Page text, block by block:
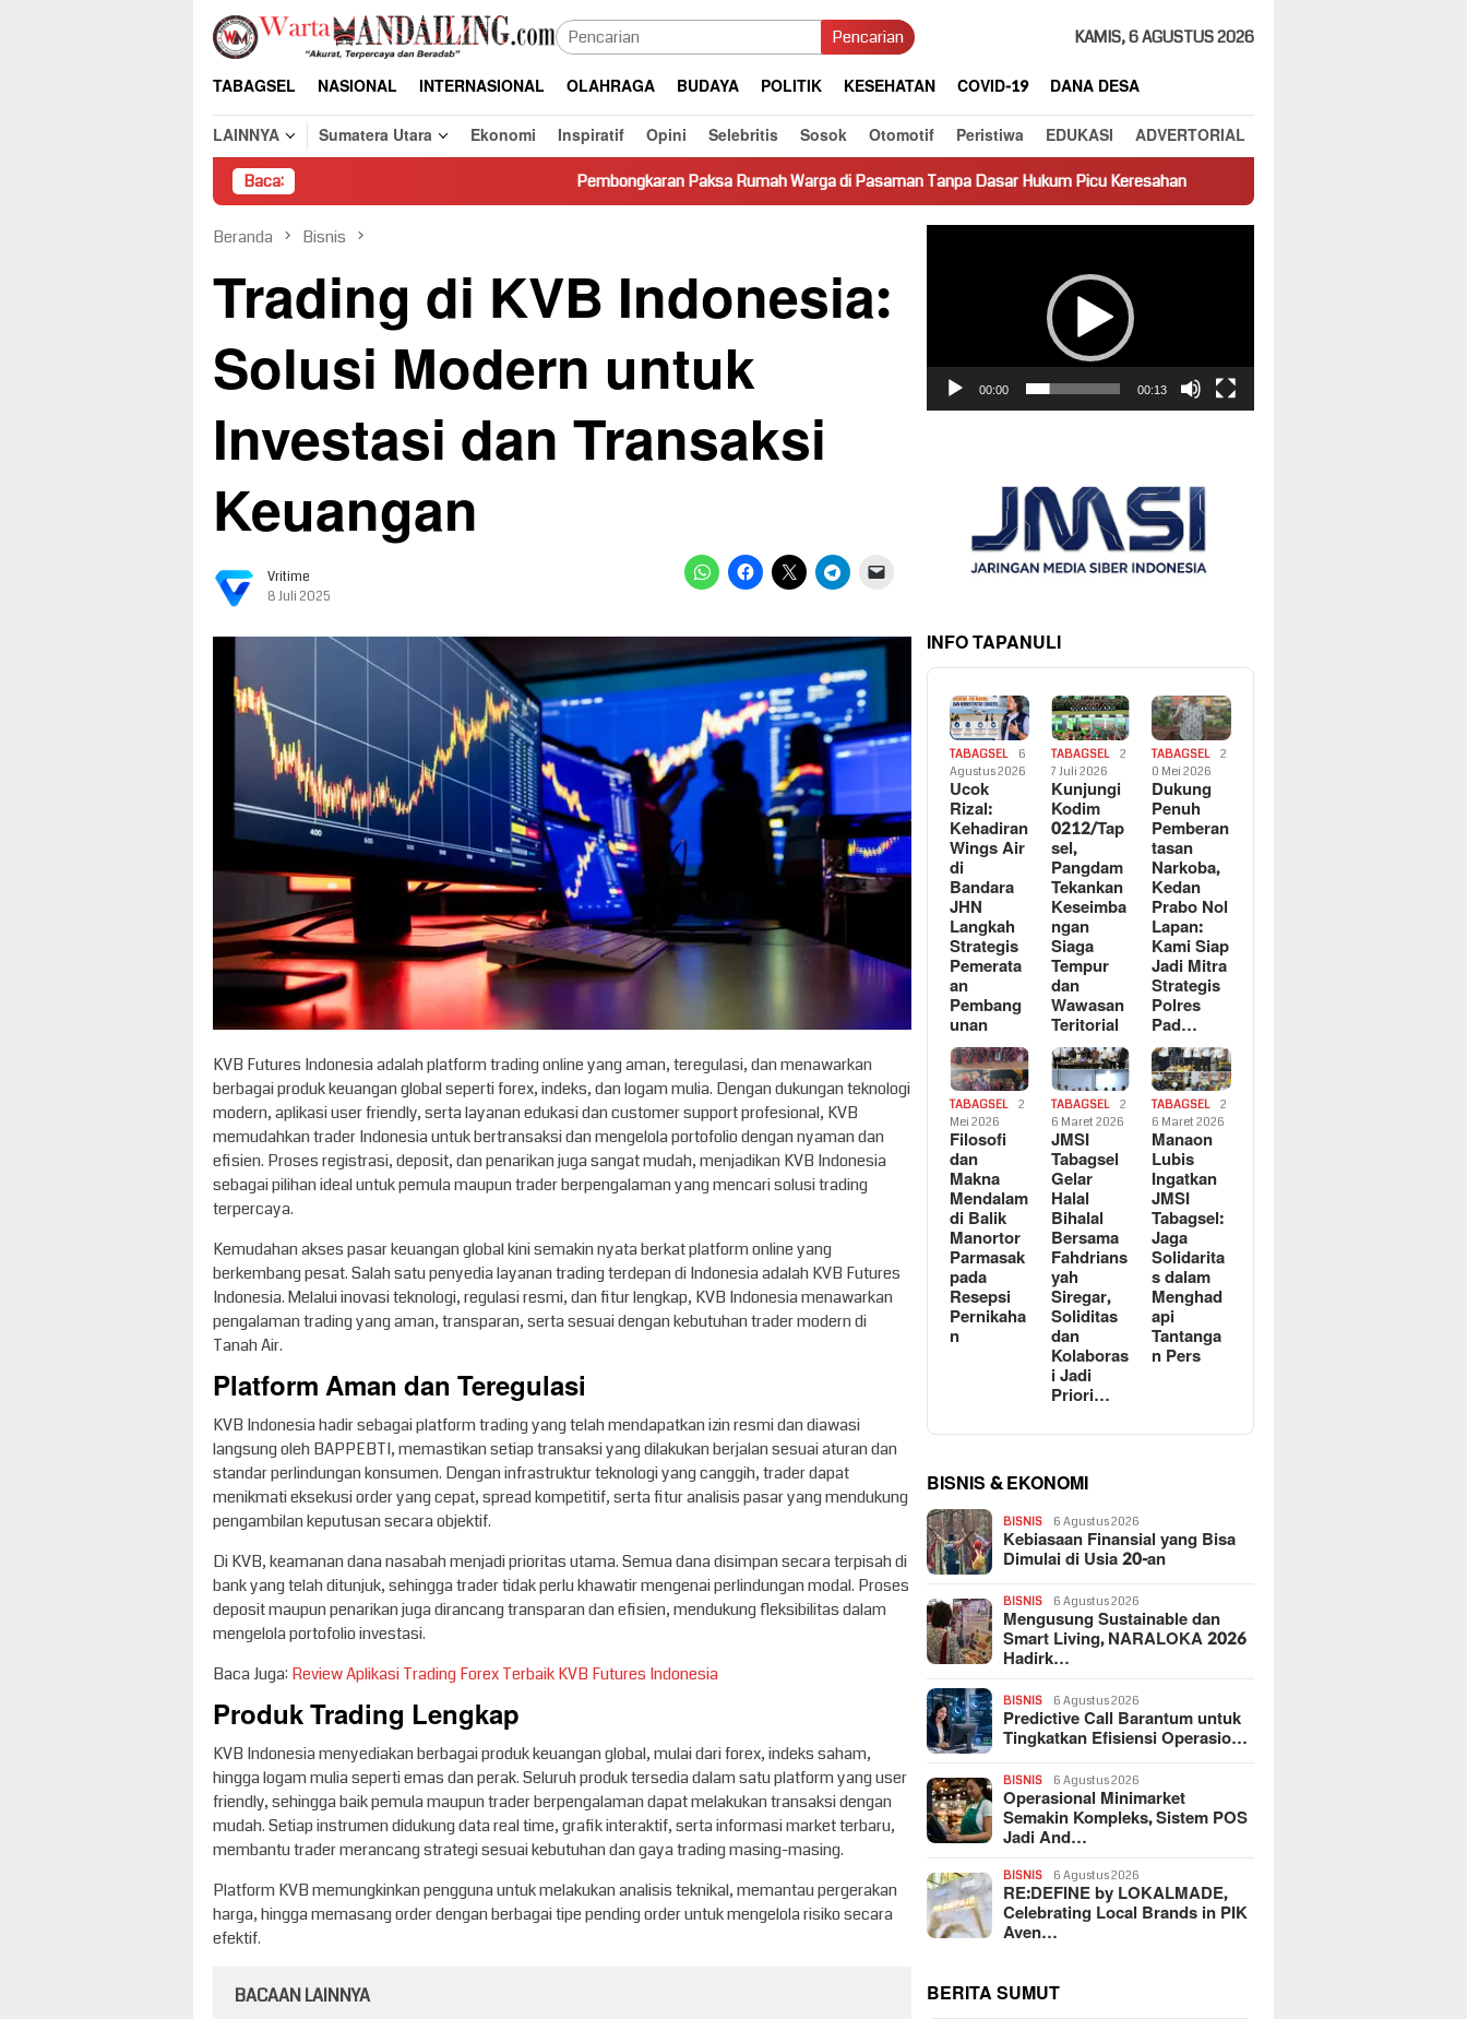
Loncat
konten
Pencarian KAMIS, 6 AGUSTUS 2026
TABAGSEL NASIONAL INTERNASIONAL OLAHRAGA BUDAYA POLITIK KESEHATAN COVID-19
DANA DESA
LAINNYA
Sumatera Utara Ekonomi Inspiratif Opini Selebritis Sosok Otomotif Peristiwa EDUKASI ADVERTORIAL
Baca: Pembongkaran Paksa Rumah Warga di Pasaman Tanpa Dasar Hukum Picu Keresahan Truk Miring Hambat Arus Lalu Lintas di Jalan
Beranda Bisnis
Trading di KVB Indonesia:
Solusi Modern untuk
Investasi dan Transaksi
Keuangan
Vritime
8 Juli 2025
KVB Futures Indonesia adalah platform trading online yang aman, teregulasi, dan menawarkan
berbagai produk keuangan global seperti forex, indeks, dan logam mulia. Dengan dukungan teknologi
modern, aplikasi user friendly, serta layanan edukasi dan customer support profesional, KVB
memudahkan trader Indonesia untuk bertransaksi dan mengelola portofolio dengan nyaman dan
efisien. Proses registrasi, deposit, dan penarikan juga sangat mudah, menjadikan KVB Indonesia
sebagai pilihan ideal untuk pemula maupun trader berpengalaman yang mencari solusi trading
terpercaya.
Kemudahan akses pasar keuangan global kini semakin nyata berkat platform online yang
berkembang pesat. Salah satu penyedia layanan trading terdepan di Indonesia adalah KVB Futures
Indonesia. Melalui inovasi teknologi, regulasi resmi, dan fitur lengkap, KVB Indonesia menawarkan
pengalaman trading yang aman, transparan, serta sesuai dengan kebutuhan trader modern di
Tanah Air.
Platform Aman dan Teregulasi
KVB Indonesia hadir sebagai platform trading yang telah mendapatkan izin resmi dan diawasi
langsung oleh BAPPEBTI, memastikan setiap transaksi yang dilakukan berjalan sesuai aturan dan
standar perlindungan konsumen. Dengan infrastruktur teknologi yang canggih, trader dapat
menikmati eksekusi order yang cepat, spread kompetitif, serta fitur analisis pasar yang mendukung
pengambilan keputusan secara objektif.
Di KVB, keamanan dana nasabah menjadi prioritas utama. Semua dana disimpan secara terpisah di
bank yang telah ditunjuk, sehingga trader tidak perlu khawatir mengenai perlindungan modal. Proses
deposit maupun penarikan juga dirancang transparan dan efisien, mendukung fleksibilitas dalam
mengelola portofolio investasi.
Baca Juga: Review Aplikasi Trading Forex Terbaik KVB Futures Indonesia
Produk Trading Lengkap
KVB Indonesia menyediakan berbagai produk keuangan global, mulai dari forex, indeks saham,
hingga logam mulia seperti emas dan perak. Seluruh produk tersedia dalam satu platform yang user
friendly, sehingga baik pemula maupun trader berpengalaman dapat melakukan transaksi dengan
mudah. Setiap instrumen didukung data real time, grafik interaktif, serta informasi market terbaru,
membantu trader merancang strategi sesuai kebutuhan dan gaya trading masing-masing.
Platform KVB memungkinkan pengguna untuk melakukan analisis teknikal, memantau pergerakan
harga, hingga memasang order dengan berbagai tipe pending order untuk mengelola risiko secara
efektif.
BACAAN LAINNYA
00:00 00:13
INFO TAPANULI
TABAGSEL
6
Agustus 2026
Ucok
Rizal:
Kehadiran
Wings Air
di
Bandara
JHN
Langkah
Strategis
Pemerata
an
Pembang
unan
TABAGSEL
2
7 Juli 2026
Kunjungi
Kodim
0212/Tap
sel,
Pangdam
Tekankan
Keseimba
ngan
Siaga
Tempur
dan
Wawasan
Teritorial
TABAGSEL
2
0 Mei 2026
Dukung
Penuh
Pemberan
tasan
Narkoba,
Kedan
Prabo Nol
Lapan:
Kami Siap
Jadi Mitra
Strategis
Polres
Pad…
TABAGSEL
2
Mei 2026
Filosofi
dan
Makna
Mendalam
di Balik
Manortor
Parmasak
pada
Resepsi
Pernikaha
n
TABAGSEL
2
6 Maret 2026
JMSI
Tabagsel
Gelar
Halal
Bihalal
Bersama
Fahdrians
yah
Siregar,
Soliditas
dan
Kolaboras
i Jadi
Priori…
TABAGSEL
2
6 Maret 2026
Manaon
Lubis
Ingatkan
JMSI
Tabagsel:
Jaga
Solidarita
s dalam
Menghad
api
Tantanga
n Pers
BISNIS & EKONOMI
BISNIS 6 Agustus 2026
Kebiasaan Finansial yang Bisa
Dimulai di Usia 20-an
BISNIS 6 Agustus 2026
Mengusung Sustainable dan
Smart Living, NARALOKA 2026
Hadirk…
BISNIS 6 Agustus 2026
Predictive Call Barantum untuk
Tingkatkan Efisiensi Operasio…
BISNIS 6 Agustus 2026
Operasional Minimarket
Semakin Kompleks, Sistem POS
Jadi And…
BISNIS 6 Agustus 2026
RE:DEFINE by LOKALMADE,
Celebrating Local Brands in PIK
Aven…
BERITA SUMUT